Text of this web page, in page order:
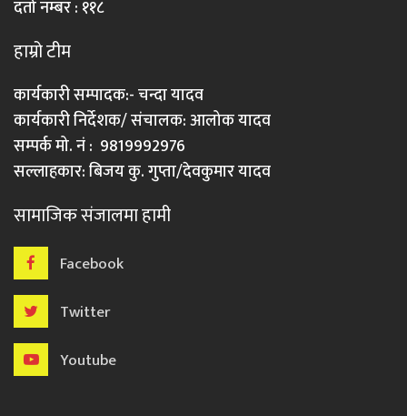
दर्ता नम्बर : ११८
हाम्रो टीम
कार्यकारी सम्पादक:- चन्दा यादव
कार्यकारी निर्देशक/ संचालक: आलोक यादव
सम्पर्क मो. नं : 9819992976
सल्लाहकार: बिजय कु. गुप्ता/देवकुमार यादव
सामाजिक संजालमा हामी
Facebook
Twitter
Youtube